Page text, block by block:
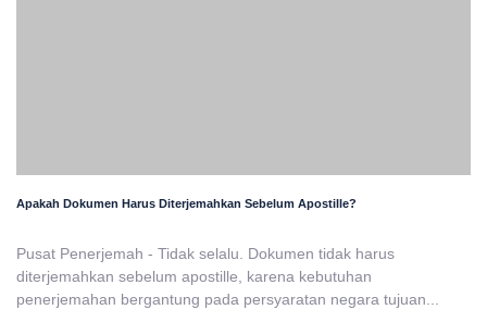
Apakah Dokumen Harus Diterjemahkan Sebelum Apostille?
Pusat Penerjemah - Tidak selalu. Dokumen tidak harus
diterjemahkan sebelum apostille, karena kebutuhan
penerjemahan bergantung pada persyaratan negara tujuan...